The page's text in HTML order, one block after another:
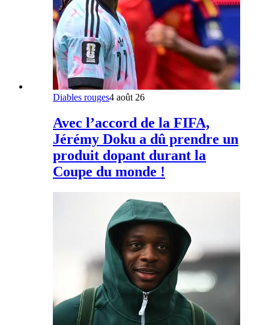
Diables rouges4 août 26
Avec l’accord de la FIFA,
Jérémy Doku a dû prendre un
produit dopant durant la
Coupe du monde !